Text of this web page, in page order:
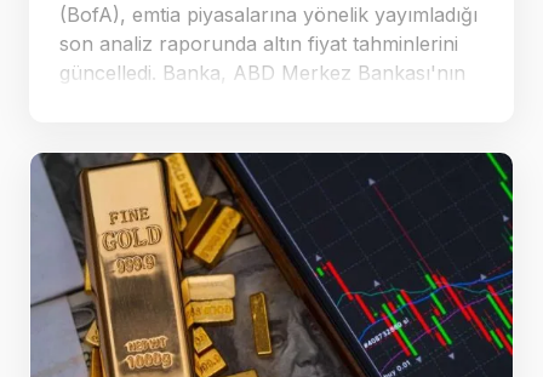
(BofA), emtia piyasalarına yönelik yayımladığı
son analiz raporunda altın fiyat tahminlerini
güncelledi. Banka, ABD Merkez Bankası'nın
öngörülerinde …